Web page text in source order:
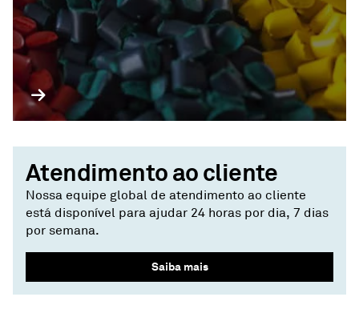
Atendimento ao cliente
Nossa equipe global de atendimento ao cliente
está disponível para ajudar 24 horas por dia, 7 dias
por semana.
Saiba mais